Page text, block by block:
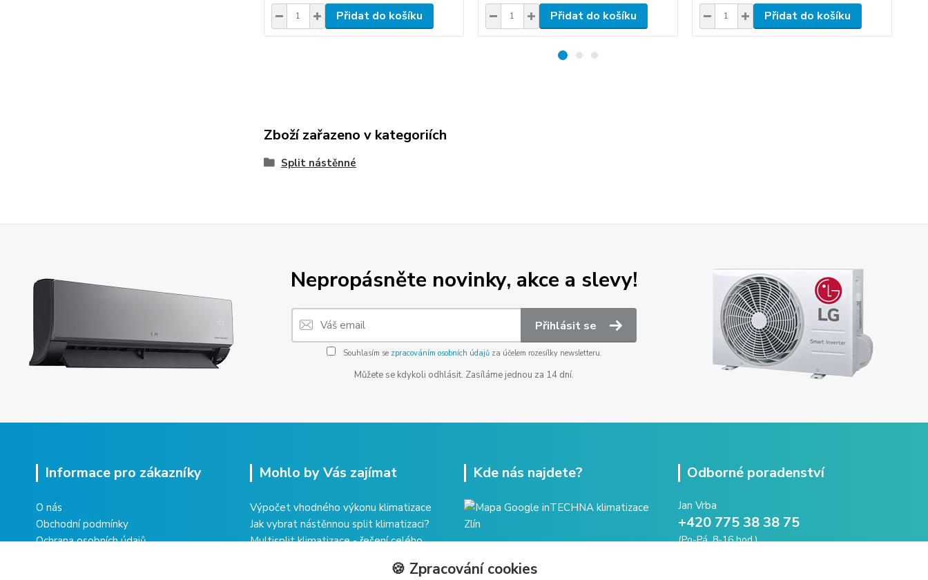
Přidat do košíku Přidat do košíku Přidat do košíku
Zboží zařazeno v kategoriích
Split nástěnné
Nepropásněte novinky, akce a slevy!
Přihlásit se
Souhlasím se zpracováním osobních údajůza účelem rozesílky newsletteru.
Můžete se kdykoli odhlásit. Zasíláme jednou za 14 dní.
Informace pro zákazníky
O nás
Obchodní podmínky
Ochrana osobních údajů
Mohlo by Vás zajímat
Výpočet vhodného výkonu klimatizace
Jak vybrat nástěnnou split klimatizaci?
Multisplit klimatizace - řešení celého
Kde nás najdete? Odborné poradenství
Jan Vrba
+420 775 38 38 75
(Po-Pá, 8-16 hod.)
🍪 Zpracování cookies